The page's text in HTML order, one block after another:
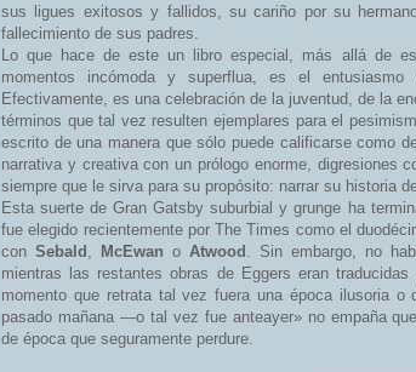
sus ligues exitosos y fallidos, su cariño por su
fallecimiento de sus padres.
Lo que hace de este un libro especial, más allá de
momentos incómoda y superflua, es el
Efectivamente, es una celebración de la juventud, de la
términos que tal vez resulten ejemplares para el
escrito de una manera que sólo puede calificarse como
narrativa y creativa con un prólogo enorme, digresiones
siempre que le sirva para su propósito: narrar su historia
Esta suerte de Gran Gatsby suburbial y grunge ha
fue elegido recientemente por The Times como el
con Sebald McEwan o Atwood . Sin embargo, no
mientras las restantes obras de Eggers eran
momento que retrata tal vez fuera una época ilusoria
pasado mañana —o tal vez fue anteayer» no empaña
de época que seguramente perdure.